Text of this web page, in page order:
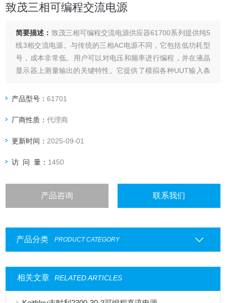
致茂三相可编程交流电源
简要描述： 致茂三相可编程交流电源供应器61700系列提供纯5
线3相交流电源。与传统的三相AC电源不同，它包括低功耗型
号，成本非常低。用户可以对电压和频率进行编程，并在液晶
显示器上测量输出的关键特性。它提供了模拟各种UUT输入条
生产的商业应用。
产品型号：61701
厂商性质：代理商
更新时间： 2025-09-01
访 问 量： 1450
产品咨询 联系我们
产品分类 PRODUCT CATEGORY
相关文章 RELATED ARTICLES